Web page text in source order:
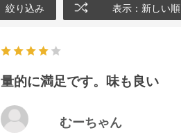
絞り込み 表示：新しい順
量的に満足です。味も良い
むーちゃん